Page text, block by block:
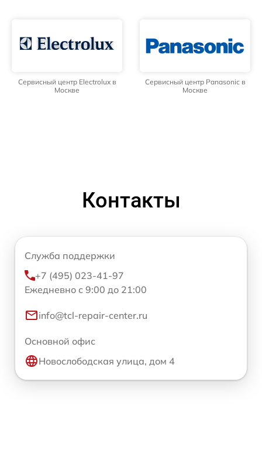
Сервисный центр Electrolux в
Москве
Сервисный центр Panasonic в
Москве
Контакты
Служба поддержки
+7 (495) 023-41-97
Ежедневно с 9:00 до 21:00
info@tcl-repair-center.ru
Основной офис
Новослободская улица, дом 4